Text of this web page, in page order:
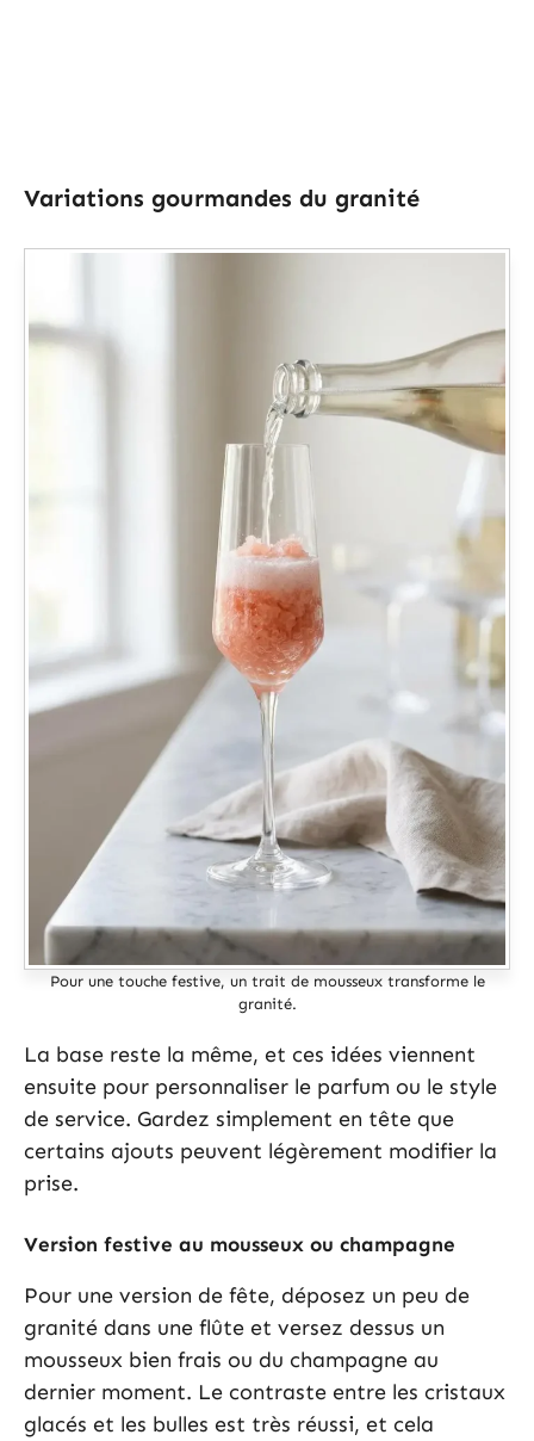
Variations gourmandes du granité
Pour une touche festive, un trait de mousseux transforme le
granité.
La base reste la même, et ces idées viennent
ensuite pour personnaliser le parfum ou le style
de service. Gardez simplement en tête que
certains ajouts peuvent légèrement modifier la
prise.
Version festive au mousseux ou champagne
Pour une version de fête, déposez un peu de
granité dans une flûte et versez dessus un
mousseux bien frais ou du champagne au
dernier moment. Le contraste entre les cristaux
glacés et les bulles est très réussi, et cela